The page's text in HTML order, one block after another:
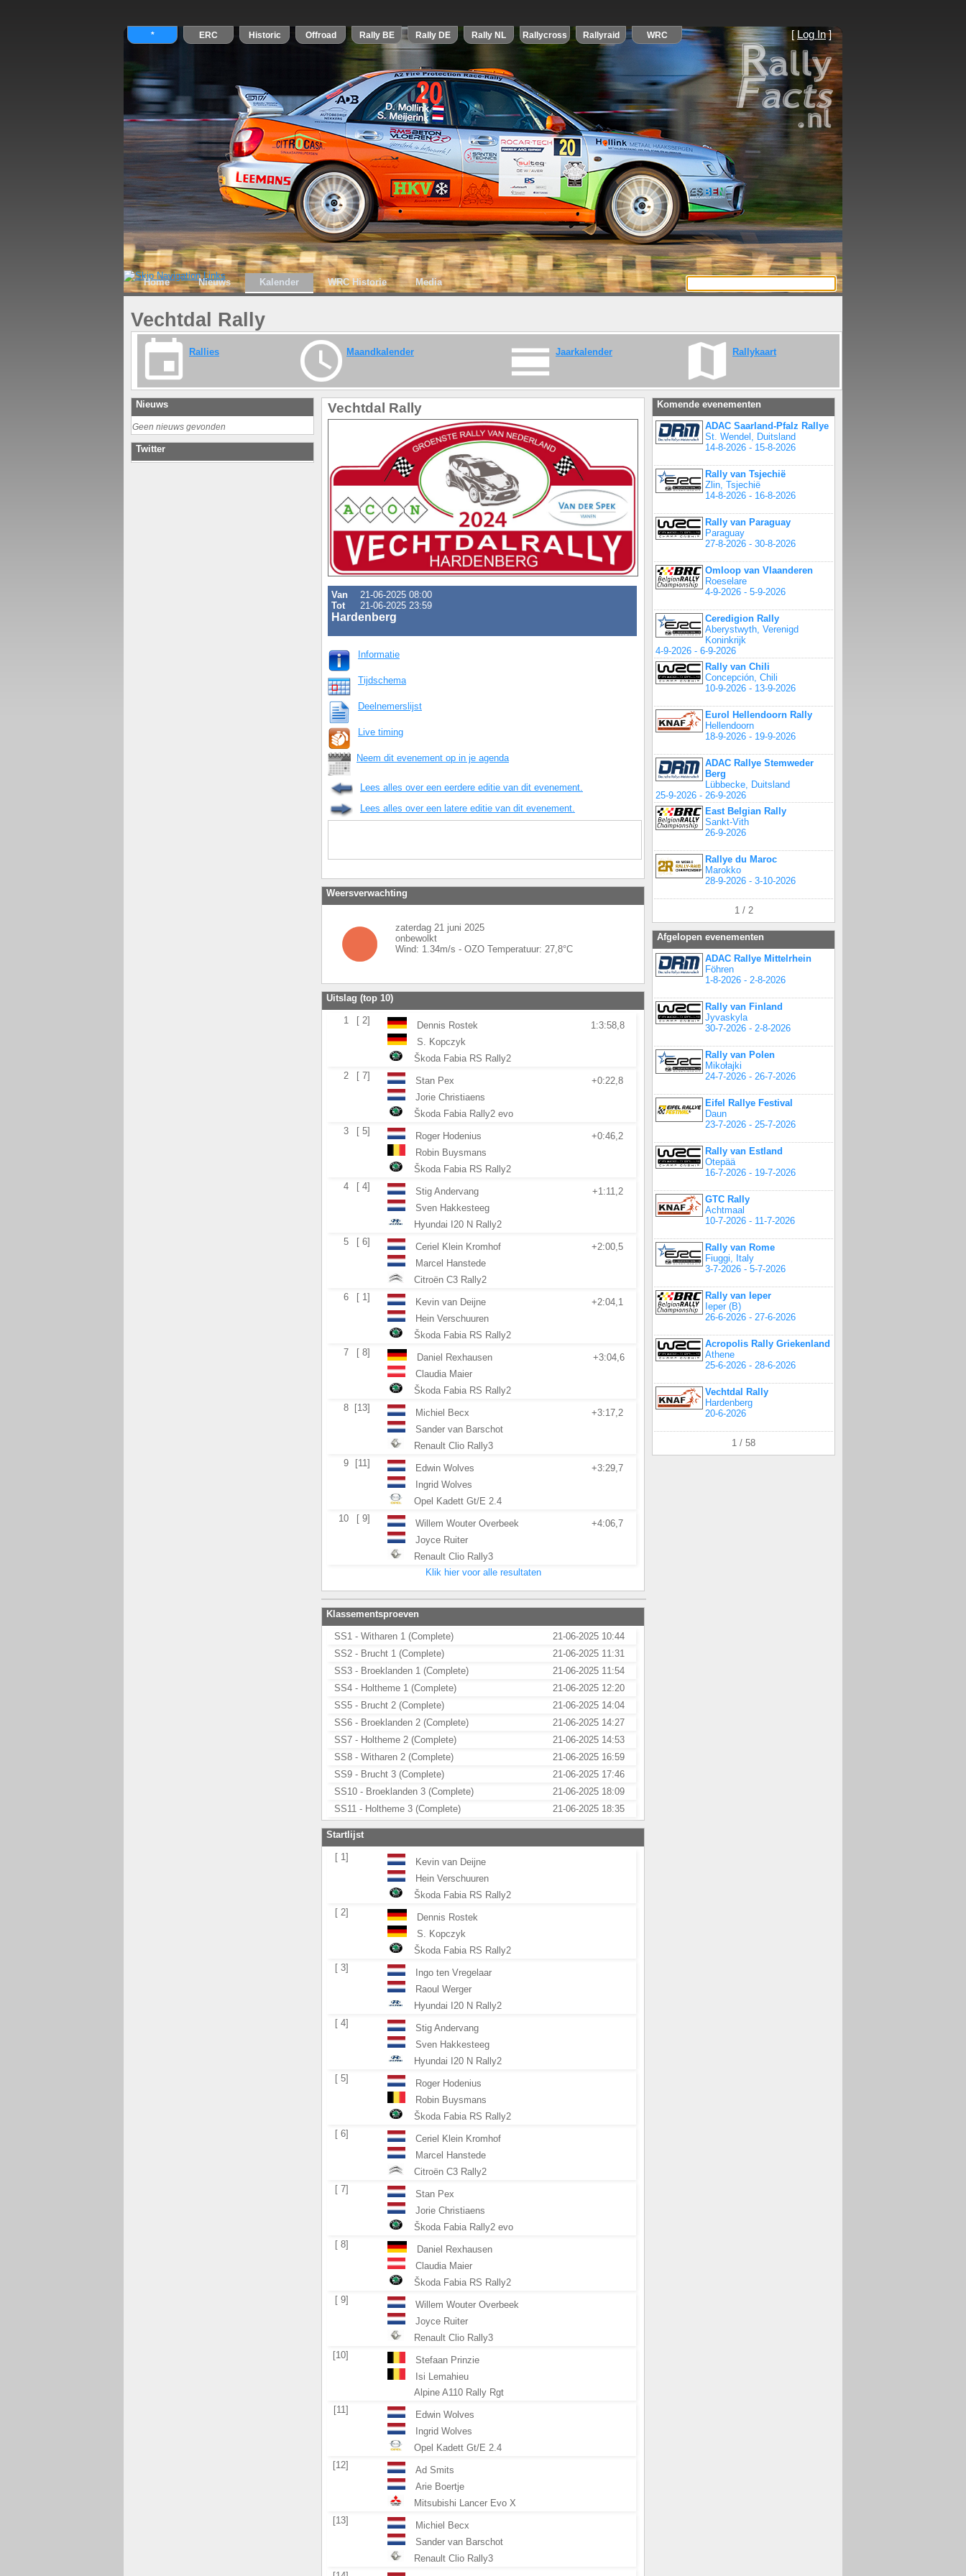
[ Log In]
Home Nieuws Kalender WRC Historie Media
Vechtdal Rally
Rallies Maandkalender Jaarkalender Rallykaart
Nieuws
Geen nieuws gevonden
Twitter
Vechtdal Rally
Van
21-06-2025 08:00
Tot
21-06-2025 23:59
Hardenberg
Informatie
Tijdschema
Deelnemerslijst
Live timing
Neem dit evenement op in je agenda
Lees alles over een eerdere editie van dit evenement.
Lees alles over een latere editie van dit evenement.
Weersverwachting
zaterdag 21 juni 2025
onbewolkt
Wind: 1.34m/s - OZO Temperatuur: 27,8°C
Uitslag (top 10)
1 [ 2] Dennis Rostek
1:3:58,8
S. Kopczyk
Škoda Fabia RS Rally2
2
[ 7] Stan Pex
+0:22,8
Jorie Christiaens
Škoda Fabia Rally2 evo
3
[ 5] Roger Hodenius
+0:46,2
Robin Buysmans
Škoda Fabia RS Rally2
4
[ 4] Stig Andervang
+1:11,2
Sven Hakkesteeg
Hyundai I20 N Rally2
5
[ 6] Ceriel Klein Kromhof
+2:00,5
Marcel Hanstede
Citroën C3 Rally2
6
[ 1] Kevin van Deijne
+2:04,1
Hein Verschuuren
Škoda Fabia RS Rally2
7
[ 8] Daniel Rexhausen
+3:04,6
Claudia Maier
Škoda Fabia RS Rally2
8
[13] Michiel Becx
+3:17,2
Sander van Barschot
Renault Clio Rally3
9
[11] Edwin Wolves
+3:29,7
Ingrid Wolves
Opel Kadett Gt/E 2.4
10
[ 9] Willem Wouter Overbeek
+4:06,7
Joyce Ruiter
Renault Clio Rally3
Klik hier voor alle resultaten
Klassementsproeven
SS1 - Witharen 1 (Complete)
21-06-2025 10:44
SS2 - Brucht 1 (Complete)
21-06-2025 11:31
SS3 - Broeklanden 1 (Complete)
21-06-2025 11:54
SS4 - Holtheme 1 (Complete)
21-06-2025 12:20
SS5 - Brucht 2 (Complete)
21-06-2025 14:04
SS6 - Broeklanden 2 (Complete)
21-06-2025 14:27
SS7 - Holtheme 2 (Complete)
21-06-2025 14:53
SS8 - Witharen 2 (Complete)
21-06-2025 16:59
SS9 - Brucht 3 (Complete)
21-06-2025 17:46
SS10 - Broeklanden 3 (Complete)
21-06-2025 18:09
SS11 - Holtheme 3 (Complete)
21-06-2025 18:35
Startlijst
[ 1]
Kevin van Deijne
Hein Verschuuren
Škoda Fabia RS Rally2
[ 2]
Dennis Rostek
S. Kopczyk
Škoda Fabia RS Rally2
[ 3]
Ingo ten Vregelaar
Raoul Werger
Hyundai I20 N Rally2
[ 4]
Stig Andervang
Sven Hakkesteeg
Hyundai I20 N Rally2
[ 5]
Roger Hodenius
Robin Buysmans
Škoda Fabia RS Rally2
[ 6]
Ceriel Klein Kromhof
Marcel Hanstede
Citroën C3 Rally2
[ 7]
Stan Pex
Jorie Christiaens
Škoda Fabia Rally2 evo
[ 8]
Daniel Rexhausen
Claudia Maier
Škoda Fabia RS Rally2
[ 9]
Willem Wouter Overbeek
Joyce Ruiter
Renault Clio Rally3
[10]
Stefaan Prinzie
Isi Lemahieu
Alpine A110 Rally Rgt
[11]
Edwin Wolves
Ingrid Wolves
Opel Kadett Gt/E 2.4
[12]
Ad Smits
Arie Boertje
Mitsubishi Lancer Evo X
[13]
Michiel Becx
Sander van Barschot
Renault Clio Rally3
Komende evenementen
ADAC Saarland-Pfalz Rallye
St. Wendel, Duitsland
14-8-2026 - 15-8-2026
Rally van Tsjechië
Zlin, Tsjechië
14-8-2026 - 16-8-2026
Rally van Paraguay
Paraguay
27-8-2026 - 30-8-2026
Omloop van Vlaanderen
Roeselare
4-9-2026 - 5-9-2026
Ceredigion Rally
Aberystwyth, Verenigd
Koninkrijk
4-9-2026 - 6-9-2026
Rally van Chili
Concepción, Chili
10-9-2026 - 13-9-2026
Eurol Hellendoorn Rally
Hellendoorn
18-9-2026 - 19-9-2026
ADAC Rallye Stemweder
Berg
Lübbecke, Duitsland
25-9-2026 - 26-9-2026
East Belgian Rally
Sankt-Vith
26-9-2026
Rallye du Maroc
Marokko
28-9-2026 - 3-10-2026
1 / 2
Afgelopen evenementen
ADAC Rallye Mittelrhein
Föhren
1-8-2026 - 2-8-2026
Rally van Finland
Jyvaskyla
30-7-2026 - 2-8-2026
Rally van Polen
Mikołajki
24-7-2026 - 26-7-2026
Eifel Rallye Festival
Daun
23-7-2026 - 25-7-2026
Rally van Estland
Otepää
16-7-2026 - 19-7-2026
GTC Rally
Achtmaal
10-7-2026 - 11-7-2026
Rally van Rome
Fiuggi, Italy
3-7-2026 - 5-7-2026
Rally van Ieper
Ieper (B)
26-6-2026 - 27-6-2026
Acropolis Rally Griekenland
Athene
25-6-2026 - 28-6-2026
Vechtdal Rally
Hardenberg
20-6-2026
1 / 58